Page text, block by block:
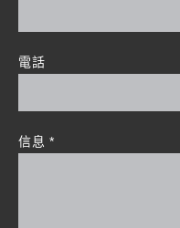
電話
信息 *